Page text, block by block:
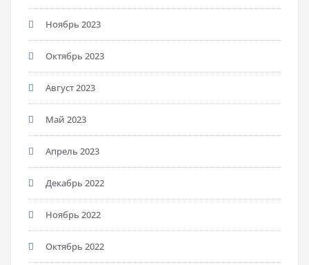
Ноябрь 2023
Октябрь 2023
Август 2023
Май 2023
Апрель 2023
Декабрь 2022
Ноябрь 2022
Октябрь 2022